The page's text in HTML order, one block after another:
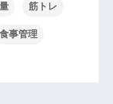
筋トレ
食事管理